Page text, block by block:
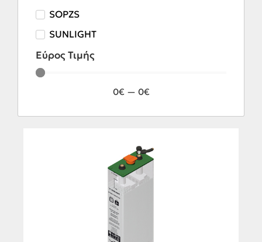
SOPZS
SUNLIGHT
Εύρος Τιμής
0€ — 0€